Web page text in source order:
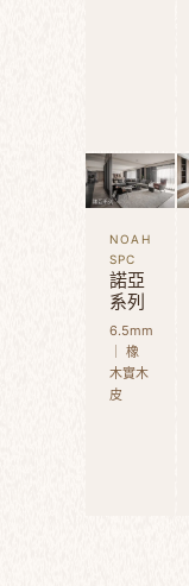
NOAH
SPC
諾亞
系列
6.5mm
｜ 橡
木實木
皮